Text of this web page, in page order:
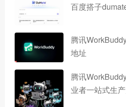
百度搭子
腾讯
地址
腾讯
业者一站式生